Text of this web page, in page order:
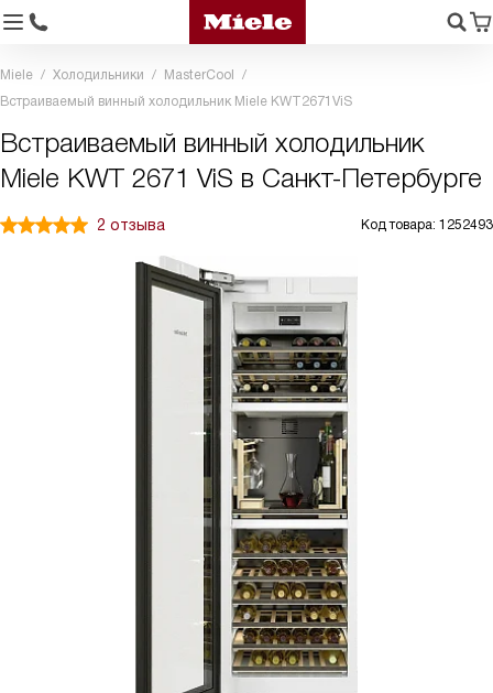
Miele Холодильники
MasterCool
Встраиваемый винный холодильник Miele KWT2671ViS
Встраиваемый винный холодильник
Miele KWT 2671 ViS в Санкт-Петербурге
2 отзыва Код товара: 1252493